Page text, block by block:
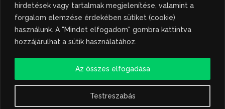
hirdetések vagy tartalmak megjelenítése, valamint a
forgalom elemzése érdekében sütiket (cookie)
használunk. A "Mindet elfogadom" gombra kattintva
hozzájárulhat a sütik használatához.
Testreszabás
Az összes elfogadása
Központ szellemi tulajdonát képezik, amely szellemi
tulajdont a nemzetközi és szerbiai törvények védik. A
jogosulatlan felhasználás büntető- és polgári jogi
következményeket von maga után. A hírportálon
ismertetése, illetve közzétett fotók átvétele kizárólag
csak hivatkozással, illetve a forrás megjelölésével